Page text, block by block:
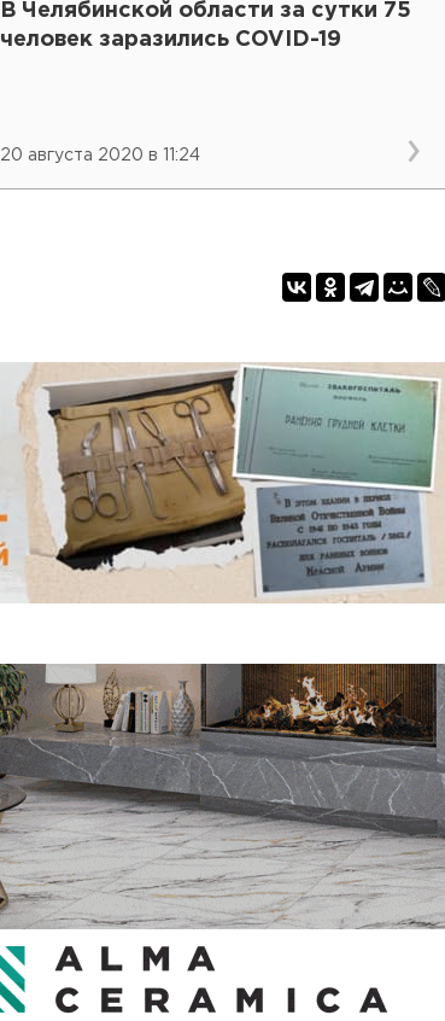
В Челябинской области за сутки 75
человек заразились COVID-19
20 августа 2020 в 11:24